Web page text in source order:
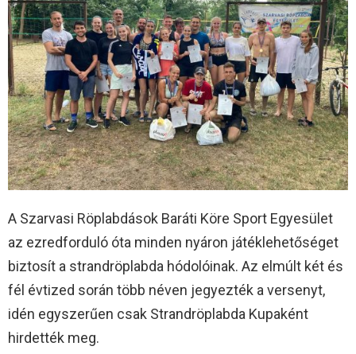
A Szarvasi Röplabdások Baráti Köre Sport Egyesület
az ezredforduló óta minden nyáron játéklehetőséget
biztosít a strandröplabda hódolóinak. Az elmúlt két és
fél évtized során több néven jegyezték a versenyt,
idén egyszerűen csak Strandröplabda Kupaként
hirdették meg.